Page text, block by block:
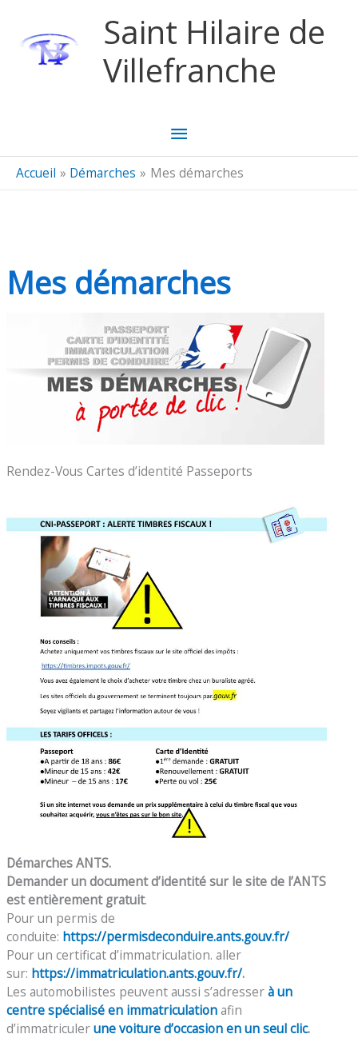
Saint Hilaire de
Villefranche
Menu
principal
Accueil Démarches Mes démarches
Mes démarches
Rendez-Vous Cartes d’identité Passeports
Démarches ANTS.
Demander un document d’identité sur le site de l’ANTS
est entièrement gratuit.
Pour un permis de
conduite: https://permisdeconduire.ants.gouv.fr/
Pour un certificat d’immatriculation. aller
sur: https://immatriculation.ants.gouv.fr/.
Les automobilistes peuvent aussi s’adresserà un
centre spécialisé en immatriculationafin
d’immatriculerune voiture d’occasion en un seul clic.